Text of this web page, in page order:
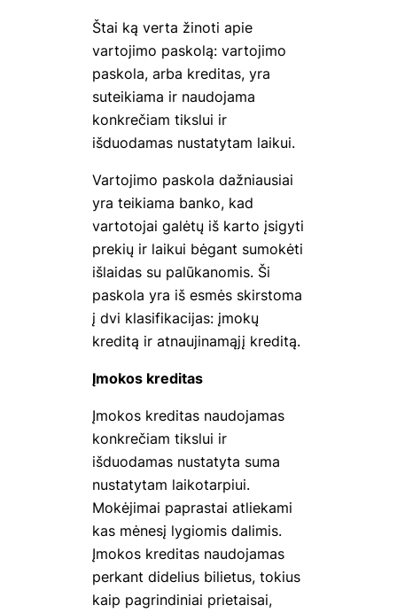
Štai ką verta žinoti apie
vartojimo paskolą: vartojimo
paskola, arba kreditas, yra
suteikiama ir naudojama
konkrečiam tikslui ir
išduodamas nustatytam laikui.
Vartojimo paskola dažniausiai
yra teikiama banko, kad
vartotojai galėtų iš karto įsigyti
prekių ir laikui bėgant sumokėti
išlaidas su palūkanomis. Ši
paskola yra iš esmės skirstoma
į dvi klasifikacijas: įmokų
kreditą ir atnaujinamąjį kreditą.
Įmokos kreditas
Įmokos kreditas naudojamas
konkrečiam tikslui ir
išduodamas nustatyta suma
nustatytam laikotarpiui.
Mokėjimai paprastai atliekami
kas mėnesį lygiomis dalimis.
Įmokos kreditas naudojamas
perkant didelius bilietus, tokius
kaip pagrindiniai prietaisai,